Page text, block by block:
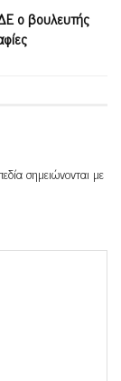
ο βουλευτής
σημειώνονται με